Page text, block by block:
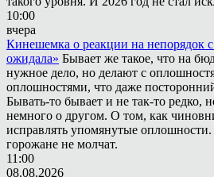
10:00
вчера
Кинешемка о реакции на непорядок
ожидала» Бывает же такое, что на
нужное дело, но делают с
оплошностями, что даже
Бывать-то бывает и не так-то редко,
немного о другом. О том, как
исправлять упомянутые
горожане не молчат.
11:00
08.08.2026